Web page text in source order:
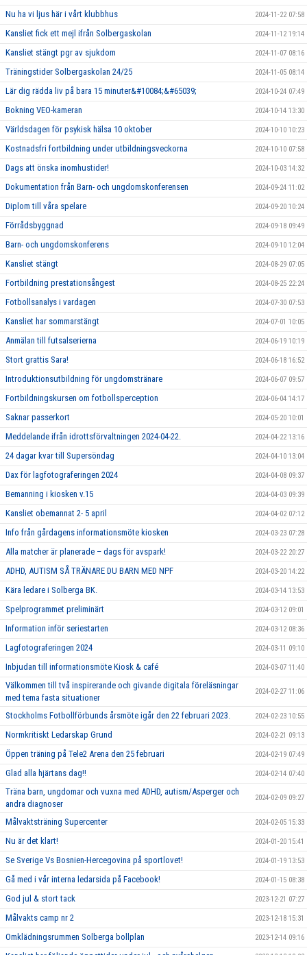
Nu ha vi ljus här i vårt klubbhus 2024-11-22 07:58
Kansliet fick ett mejl ifrån Solbergaskolan 2024-11-12 19:14
Kansliet stängt pgr av sjukdom 2024-11-07 08:16
Träningstider Solbergaskolan 24/25 2024-11-05 08:14
Lär dig rädda liv på bara 15 minuter&#10084;&#65039; 2024-10-24 07:49
Bokning VEO-kameran 2024-10-14 13:30
Världsdagen för psykisk hälsa 10 oktober 2024-10-10 10:23
Kostnadsfri fortbildning under utbildningsveckorna 2024-10-10 07:58
Dags att önska inomhustider! 2024-10-03 14:32
Dokumentation från Barn- och ungdomskonferensen 2024-09-24 11:02
Diplom till våra spelare 2024-09-20 10:24
Förrådsbyggnad 2024-09-18 09:49
Barn- och ungdomskonferens 2024-09-10 12:04
Kansliet stängt 2024-08-29 07:05
Fortbildning prestationsångest 2024-08-25 22:24
Fotbollsanalys i vardagen 2024-07-30 07:53
Kansliet har sommarstängt 2024-07-01 10:05
Anmälan till futsalserierna 2024-06-19 10:19
Stort grattis Sara! 2024-06-18 16:52
Introduktionsutbildning för ungdomstränare 2024-06-07 09:57
Fortbildningskursen om fotbollsperception 2024-06-04 14:17
Saknar passerkort 2024-05-20 10:01
Meddelande ifrån idrottsförvaltningen 2024-04-22. 2024-04-22 13:16
24 dagar kvar till Supersöndag 2024-04-10 13:04
Dax för lagfotograferingen 2024 2024-04-08 09:37
Bemanning i kiosken v.15 2024-04-03 09:39
Kansliet obemannat 2- 5 april 2024-04-02 07:12
Info från gårdagens informationsmöte kiosken 2024-03-23 07:28
Alla matcher är planerade – dags för avspark! 2024-03-22 20:27
ADHD, AUTISM SÅ TRÄNARE DU BARN MED NPF 2024-03-20 14:22
Kära ledare i Solberga BK. 2024-03-14 13:53
Spelprogrammet preliminärt 2024-03-12 09:01
Information inför seriestarten 2024-03-12 08:36
Lagfotograferingen 2024 2024-03-11 09:10
Inbjudan till informationsmöte Kiosk & café 2024-03-07 11:40
Välkommen till två inspirerande och givande digitala föreläsningar
med tema fasta situationer
2024-02-27 11:06
Stockholms Fotbollförbunds årsmöte igår den 22 februari 2023. 2024-02-23 10:55
Normkritiskt Ledarskap Grund 2024-02-21 09:13
Öppen träning på Tele2 Arena den 25 februari 2024-02-19 07:49
Glad alla hjärtans dag!! 2024-02-14 07:40
Träna barn, ungdomar och vuxna med ADHD, autism/Asperger och
andra diagnoser
2024-02-09 09:27
Målvaktsträning Supercenter 2024-02-05 15:33
Nu är det klart! 2024-01-20 15:41
Se Sverige Vs Bosnien-Hercegovina på sportlovet! 2024-01-19 13:53
Gå med i vår interna ledarsida på Facebook! 2024-01-15 08:38
God jul & stort tack 2023-12-21 07:27
Målvakts camp nr 2 2023-12-18 15:31
Omklädningsrummen Solberga bollplan 2023-12-14 09:16